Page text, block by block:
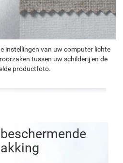
instellingen van uw computer lichte
tussen uw schilderij en de
productfoto.